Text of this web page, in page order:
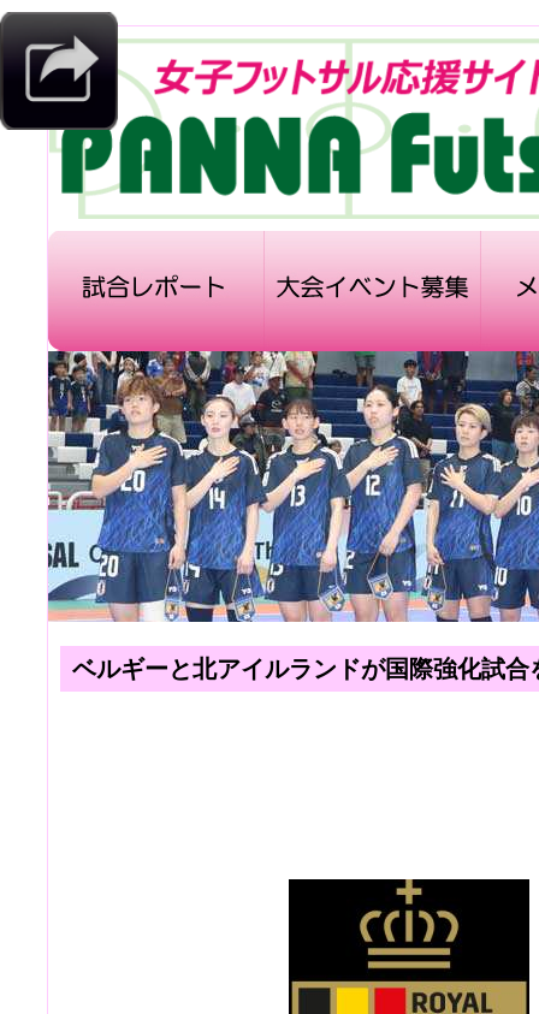
ベルギーと北アイルランドが国際強化試合